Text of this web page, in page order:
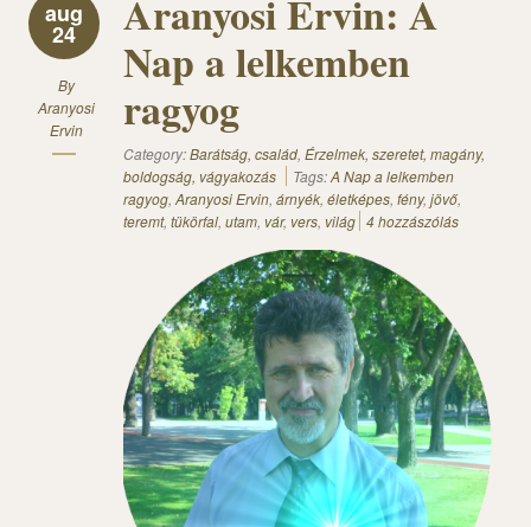
aug
24
By
Aranyosi
Ervin
Aranyosi Ervin: A
Nap a lelkemben
ragyog
Category:Barátság, család, Érzelmek, szeretet, magány,
boldogság, vágyakozás
Tags:A Nap a lelkemben
ragyog, Aranyosi Ervin, árnyék, életképes, fény, jövő,
teremt, tükörfal, utam, vár, vers, világ 4 hozzászólás